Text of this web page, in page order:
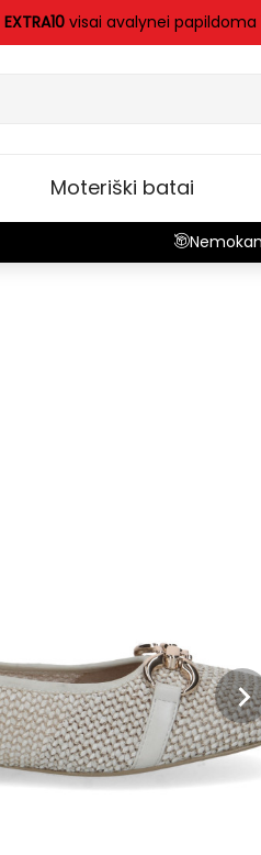
EXTRA10 visai avalynei papildoma
Moteriški batai